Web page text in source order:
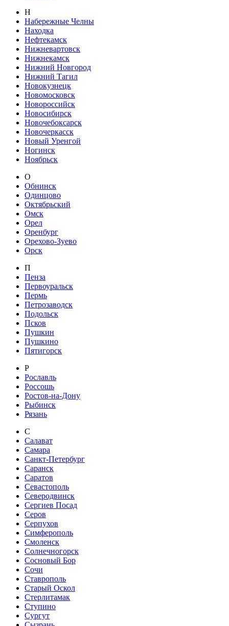
Н
Набережные Челны
Находка
Нефтекамск
Нижневартовск
Нижнекамск
Нижний Новгород
Нижний Тагил
Новокузнецк
Новомосковск
Новороссийск
Новосибирск
Новочебоксарск
Новочеркасск
Новый Уренгой
Ногинск
Ноябрьск
О
Обнинск
Одинцово
Октябрьский
Омск
Орел
Оренбург
Орехово-Зуево
Орск
П
Пенза
Первоуральск
Пермь
Петрозаводск
Подольск
Псков
Пушкин
Пушкино
Пятигорск
Р
Рославль
Россошь
Ростов-на-Дону
Рыбинск
Рязань
С
Салават
Самара
Санкт-Петербург
Саранск
Саратов
Севастополь
Северодвинск
Сергиев Посад
Серов
Серпухов
Симферополь
Смоленск
Солнечногорск
Сосновый Бор
Сочи
Ставрополь
Старый Оскол
Стерлитамак
Ступино
Сургут